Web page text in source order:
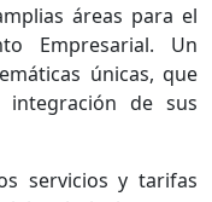
áreas para el
Empresarial. Un
únicas, que
integración de sus
servicios y tarifas